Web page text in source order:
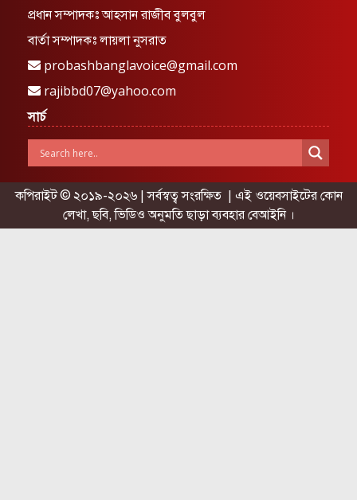
প্রধান সম্পাদকঃ আহসান রাজীব বুলবুল
বার্তা সম্পাদকঃ লায়লা নুসরাত
probashbanglavoice@gmail.com
rajibbd07@yahoo.com
সার্চ
কপিরাইট © ২০১৯-২০২৬ | সর্বস্বত্ব সংরক্ষিত | এই ওয়েবসাইটের কোন
লেখা, ছবি, ভিডিও অনুমতি ছাড়া ব্যবহার বেআইনি ।